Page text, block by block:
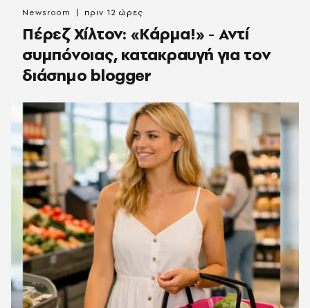
Πέρεζ Χίλτον: «Κάρμα!» - Αντί
συμπόνοιας, κατακραυγή για τον
διάσημο blogger
Newsroom πριν 12 ώρες